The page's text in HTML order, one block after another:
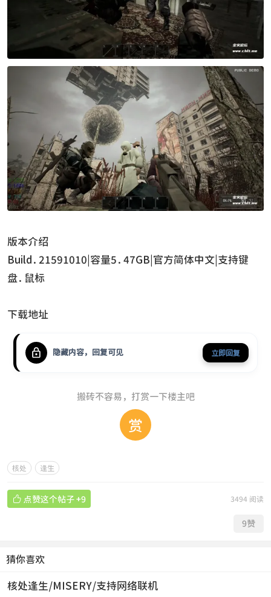
版本介绍
Build.21591010|容量5.47GB|官方简体中文|支持键
盘.鼠标
下载地址
隐藏内容，回复可见 立即回复
搬砖不容易，打赏一下楼主吧
赏
核处 逢生
3494 阅读
 点赞这个帖子 +9
9赞
猜你喜欢
核处逢生/MISERY/支持网络联机